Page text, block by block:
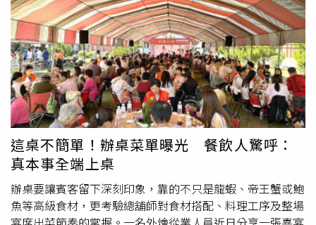
字，而是一段靠著紀律、毅力與永不放棄，一步步走出來的
人生旅程。
超高溫是細菌的溫床。海鮮若在貯存或運輸過程中稍微離開
低溫環境，腸炎弧菌（Vibrio parahaemolyticus）或致命的
創傷弧菌（Vibrio vulnificus）就會瘋狂滋生。當我們吃下不
新鮮或未徹底煮熟的海鮮時，嚴重的食物中毒會引發劇烈的
嘔吐與腹瀉。這種嚴重的體液流失（脫水）會導致腎臟血流
量驟降。一旦腎臟缺血、缺氧，就會在短短幾小時內併發
「急性腎小管壞死」，直接導致急性腎衰竭。2.急性的痛
風：高普林大餐與止痛藥的雙重打擊蝦、蟹、貝類以及常見
的魚類（如白帶魚、鯖魚）都屬於高普林食物。當你一餐吃
下大量海鮮，體內的尿酸值會瞬間暴增。高尿酸不僅會引發
關節痛風發作，尿酸結晶更會直接沉積在腎髓質，堵塞腎小
管。更糟糕的是，許多人痛風發作時會自行服用非類固醇消
這桌不簡單！辦桌菜單曝光 餐飲人驚呼：
真本事全端上桌
辦桌要讓賓客留下深刻印象，靠的不只是龍蝦、帝王蟹或鮑
魚等高級食材，更考驗總舖師對食材搭配、料理工序及整場